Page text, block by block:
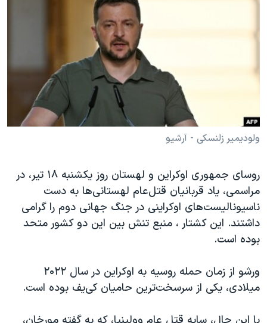
اسرائیل در جنگ
انتخابات ریاست جمهوری آمریکا ۲۰۲۴
حمله جمهوری اسلامی به اسرائیل
ورزش زنان در ایران
اعتراضات زن، زندگی، آزادی
تریبونال مردمی آبان ۹۸
دادگاه حمید نوری
چهل سال گروگان‌گیری
قانون شفافیت دارائی کادر رهبری ایران
اسرائیل در جنگ
زبانهای مختلف
ولودیمیر زلنسکی - آرشیو
روسای جمهوری اوکراین و لهستان روز یکشنبه ۱۸ تیر، در
مراسمی، یاد قربانیان قتل‌عام لهستانی‌ها به دست
ناسیونالیست‌های اوکراینی در جنگ جهانی دوم را گرامی
داشتند. این کشتار ، منبع تنش بین این دو کشور متحد
بوده است.
ورشو از زمان حمله روسیه به اوکراین در سال ۲۰۲۲
میلادی، یکی از سرسخت‌ترین حامیان کی‌یف بوده است.